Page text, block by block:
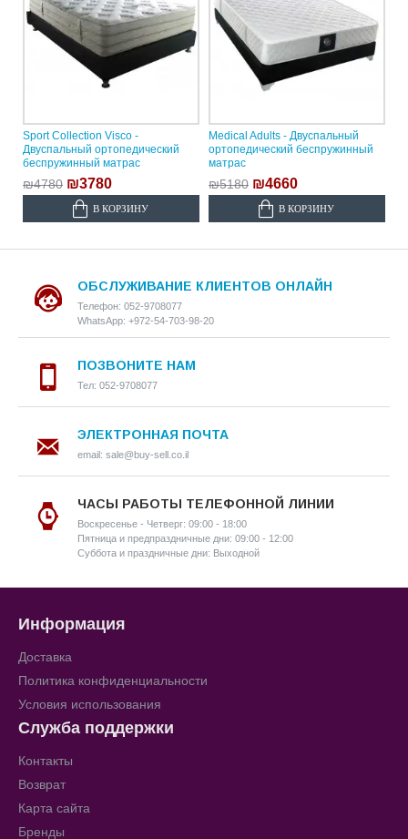
Sport Collection Visco -
Двуспальный ортопедический
беспружинный матрас
₪4780 ₪3780
В КОРЗИНУ
Medical Adults - Двуспальный
ортопедический беспружинный
матрас
₪5180 ₪4660
В КОРЗИНУ
ОБСЛУЖИВАНИЕ КЛИЕНТОВ ОНЛАЙН
Телефон: 052-9708077
WhatsApp: +972-54-703-98-20
ПОЗВОНИТЕ НАМ
Тел: 052-9708077
ЭЛЕКТРОННАЯ ПОЧТА
email: sale@buy-sell.co.il
ЧАСЫ РАБОТЫ ТЕЛЕФОННОЙ ЛИНИИ
Воскресенье - Четверг: 09:00 - 18:00
Пятница и предпраздничные дни: 09:00 - 12:00
Суббота и праздничные дни: Выходной
Информация
Доставка
Политика конфиденциальности
Условия использования
Служба поддержки
Контакты
Возврат
Карта сайта
Бренды